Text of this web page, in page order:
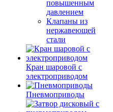
повышенным
давлением
Клапаны из
нержавеющей
стали
Кран шаровой с
электроприводом
Пневмоприводы